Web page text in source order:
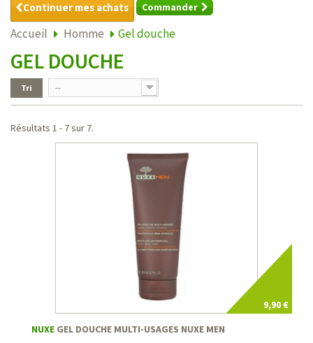
Continuer mes achats Commander
Accueil Homme Gel douche
GEL DOUCHE
Tri --
Résultats 1 - 7 sur 7.
9,90 €
NUXE GEL DOUCHE MULTI-USAGES NUXE MEN